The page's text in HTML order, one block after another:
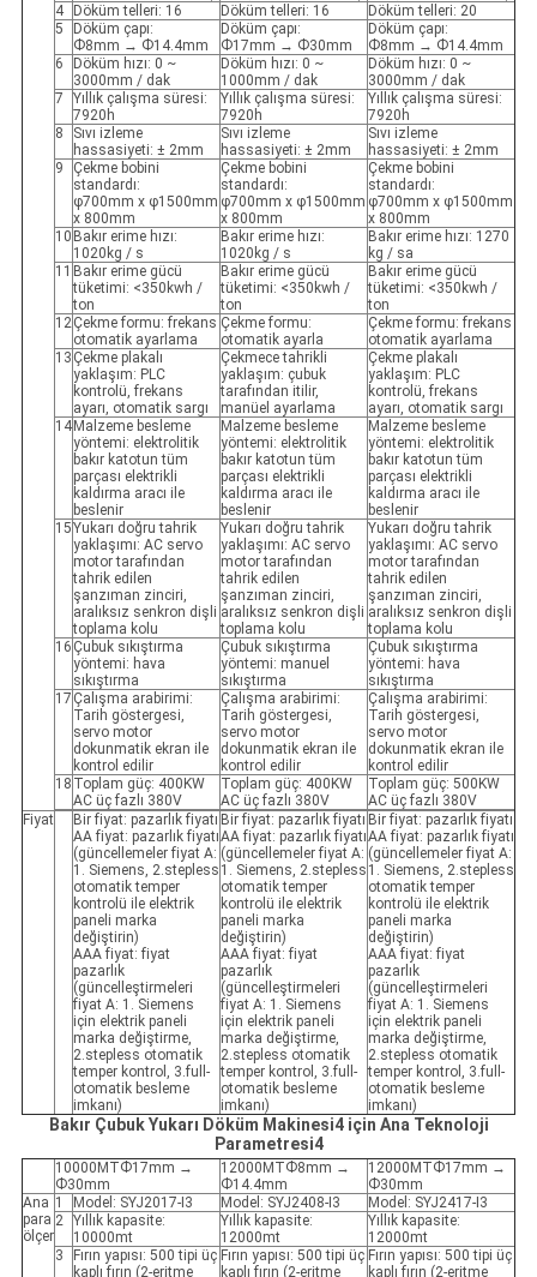
4
Döküm telleri: 16 Döküm telleri: 16
Döküm telleri: 20
5
Döküm çapı:
Ф8mm → Ф14.4mm
Döküm çapı:
Ф17mm → Ф30mm
Döküm çapı:
Ф8mm → Ф14.4mm
6
Döküm hızı: 0 ~
3000mm / dak
Döküm hızı: 0 ~
1000mm / dak
Döküm hızı: 0 ~
3000mm / dak
7
Yıllık çalışma süresi:
7920h
Yıllık çalışma süresi:
7920h
Yıllık çalışma süresi:
7920h
8
Sıvı izleme
hassasiyeti: ± 2mm
Sıvı izleme
hassasiyeti: ± 2mm
Sıvı izleme
hassasiyeti: ± 2mm
9
Çekme bobini
standardı:
φ700mm x φ1500mm
x 800mm
Çekme bobini
standardı:
φ700mm x φ1500mm
x 800mm
Çekme bobini
standardı:
φ700mm x φ1500mm
x 800mm
10 Bakır erime hızı:
1020kg / s
Bakır erime hızı:
1020kg / s
Bakır erime hızı: 1270
kg / sa
11 Bakır erime gücü
tüketimi: <350kwh /
ton
Bakır erime gücü
tüketimi: <350kwh /
ton
Bakır erime gücü
tüketimi: <350kwh /
ton
12Çekme formu: frekans
otomatik ayarlama
Çekme formu:
otomatik ayarla
Çekme formu: frekans
otomatik ayarlama
13 Çekme plakalı
yaklaşım: PLC
kontrolü, frekans
ayarı, otomatik sargı
Çekmece tahrikli
yaklaşım: çubuk
tarafından itilir,
manüel ayarlama
Çekme plakalı
yaklaşım: PLC
kontrolü, frekans
ayarı, otomatik sargı
14 Malzeme besleme
yöntemi: elektrolitik
bakır katotun tüm
parçası elektrikli
kaldırma aracı ile
beslenir
Malzeme besleme
yöntemi: elektrolitik
bakır katotun tüm
parçası elektrikli
kaldırma aracı ile
beslenir
Malzeme besleme
yöntemi: elektrolitik
bakır katotun tüm
parçası elektrikli
kaldırma aracı ile
beslenir
15Yukarı doğru tahrik
yaklaşımı: AC servo
motor tarafından
tahrik edilen
şanzıman zinciri,
aralıksız senkron dişli
toplama kolu
Yukarı doğru tahrik
yaklaşımı: AC servo
motor tarafından
tahrik edilen
şanzıman zinciri,
aralıksız senkron dişli
toplama kolu
Yukarı doğru tahrik
yaklaşımı: AC servo
motor tarafından
tahrik edilen
şanzıman zinciri,
aralıksız senkron dişli
toplama kolu
16 Çubuk sıkıştırma
yöntemi: hava
sıkıştırma
Çubuk sıkıştırma
yöntemi: manuel
sıkıştırma
Çubuk sıkıştırma
yöntemi: hava
sıkıştırma
17 Çalışma arabirimi:
Tarih göstergesi,
servo motor
dokunmatik ekran ile
kontrol edilir
Çalışma arabirimi:
Tarih göstergesi,
servo motor
dokunmatik ekran ile
kontrol edilir
Çalışma arabirimi:
Tarih göstergesi,
servo motor
dokunmatik ekran ile
kontrol edilir
18 Toplam güç: 400KW
AC üç fazlı 380V
Toplam güç: 400KW
AC üç fazlı 380V
Toplam güç: 500KW
AC üç fazlı 380V
Fiyat
Bir fiyat: pazarlık fiyatı
AA fiyat: pazarlık fiyatı
(güncellemeler fiyat A:
1. Siemens, 2.stepless
otomatik temper
kontrolü ile elektrik
paneli marka
değiştirin)
AAA fiyat: fiyat
pazarlık
(güncelleştirmeleri
fiyat A: 1. Siemens
için elektrik paneli
marka değiştirme,
2.stepless otomatik
temper kontrol, 3.full-
otomatik besleme
imkanı)
Bir fiyat: pazarlık fiyatı
AA fiyat: pazarlık fiyatı
(güncellemeler fiyat A:
1. Siemens, 2.stepless
otomatik temper
kontrolü ile elektrik
paneli marka
değiştirin)
AAA fiyat: fiyat
pazarlık
(güncelleştirmeleri
fiyat A: 1. Siemens
için elektrik paneli
marka değiştirme,
2.stepless otomatik
temper kontrol, 3.full-
otomatik besleme
imkanı)
Bir fiyat: pazarlık fiyatı
AA fiyat: pazarlık fiyatı
(güncellemeler fiyat A:
1. Siemens, 2.stepless
otomatik temper
kontrolü ile elektrik
paneli marka
değiştirin)
AAA fiyat: fiyat
pazarlık
(güncelleştirmeleri
fiyat A: 1. Siemens
için elektrik paneli
marka değiştirme,
2.stepless otomatik
temper kontrol, 3.full-
otomatik besleme
imkanı)
Bakır Çubuk Yukarı Döküm Makinesi4 için Ana Teknoloji
Parametresi4
10000MTФ17mm →
Ф30mm
12000MTФ8mm →
Ф14.4mm
12000MTФ17mm →
Ф30mm
Ana
para
ölçer
1 Model: SYJ2017-I3 Model: SYJ2408-I3
Model: SYJ2417-I3
2 Yıllık kapasite:
10000mt
Yıllık kapasite:
12000mt
Yıllık kapasite:
12000mt
3
Fırın yapısı: 500 tipi üç
kaplı fırın (2-eritme
Fırın yapısı: 500 tipi üç
kaplı fırın (2-eritme
Fırın yapısı: 500 tipi üç
kaplı fırın (2-eritme